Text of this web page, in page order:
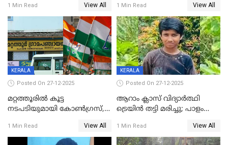
മാനസികപീഡനമെന്ന് കുറിപ്പ്
1 Min Read View All
സുഹൃത്തും പൊലീസ്
കസ്റ്റഡിയിൽ
1 Min Read View All
KERALA
Posted On 27-12-2025
മറ്റത്തൂരിൽ കൂട്ട
നടപടിയുമായി കോണ്‍ഗ്രസ്,
എട്ട് പേര്‍ ഉള്‍പ്പെടെ
പത്തുപേരെ പുറത്താക്കി,
1 Min Read View All
KERALA
Posted On 27-12-2025
ആറാം ക്ലാസ് വിദ്യാർത്ഥി
ട്രെയിൻ തട്ടി മരിച്ചു; പാളം
അപകടം മലപ്പുറത്ത്
1 Min Read View All